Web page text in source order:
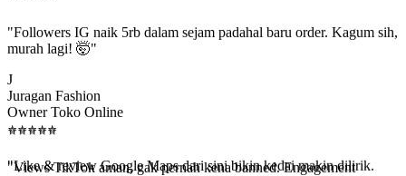
murah lagi! 🤯"
Juragan Fashion
Owner Toko Online
⭐⭐⭐⭐ ⭐
beneran naik, algoritma suka."
⭐ ⭐ ⭐ ⭐ ⭐